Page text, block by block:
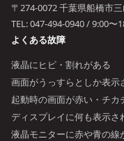
〒274-0072 千葉県船橋市
TEL:047-494-0940/ 9:00〜
よくある故障
液晶にヒビ・割れがある
画面がうっすらとしか表示
起動時の画面が赤い・チカ
ディスプレイに何も表示さ
液晶モニターに赤や青の線